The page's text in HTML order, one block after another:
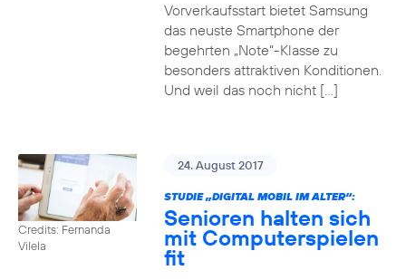
Vorverkaufsstart bietet Samsung
das neuste Smartphone der
begehrten „Note“-Klasse zu
besonders attraktiven Konditionen.
Und weil das noch nicht […]
Credits: Fernanda
Vilela
24. August 2017
STUDIE „DIGITAL MOBIL IM ALTER“:
Senioren halten sich
mit Computerspielen
fit